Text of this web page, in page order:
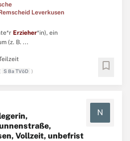
Leverkusen
Erzieher*in), ein
(z. B. ...
S 8a TVöD ) bookmark
Vollzeit, unbefrist
N